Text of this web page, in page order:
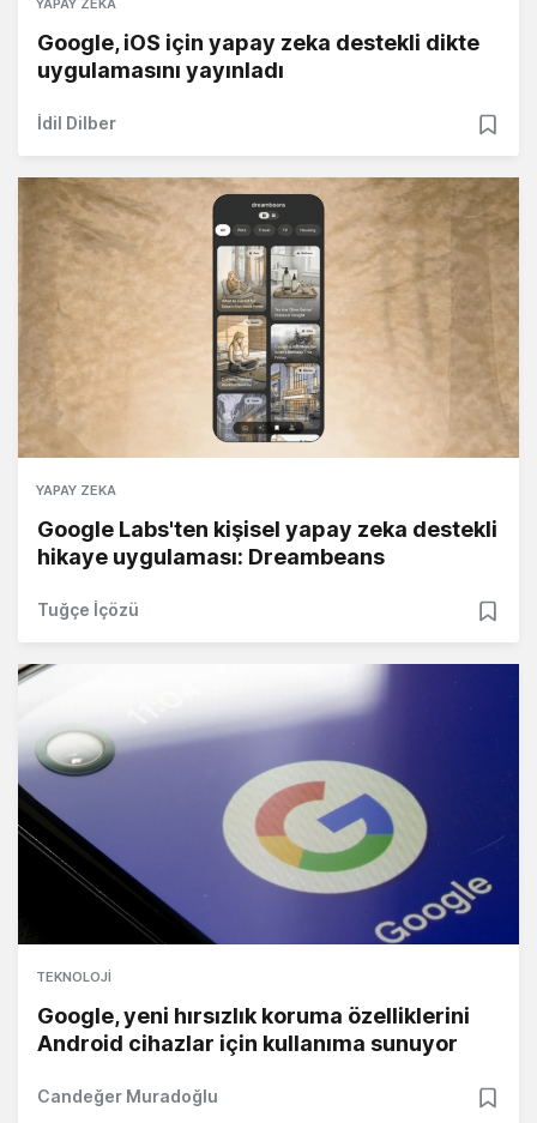
YAPAY ZEKA
Google, iOS için yapay zeka destekli dikte
uygulamasını yayınladı
İdil Dilber
YAPAY ZEKA
Google Labs'ten kişisel yapay zeka destekli
hikaye uygulaması: Dreambeans
Tuğçe İçözü
TEKNOLOJI
Google, yeni hırsızlık koruma özelliklerini
Android cihazlar için kullanıma sunuyor
Candeğer Muradoğlu